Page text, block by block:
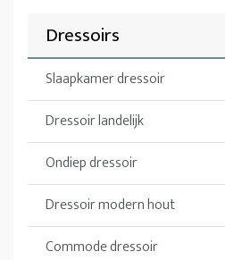
Dressoirs
Slaapkamer dressoir
Dressoir landelijk
Ondiep dressoir
Dressoir modern hout
Commode dressoir